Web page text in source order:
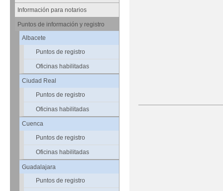
Información para notarios
Puntos de información y registro
Albacete
Puntos de registro
Oficinas habilitadas
Ciudad Real
Puntos de registro
Oficinas habilitadas
Cuenca
Puntos de registro
Oficinas habilitadas
Guadalajara
Puntos de registro